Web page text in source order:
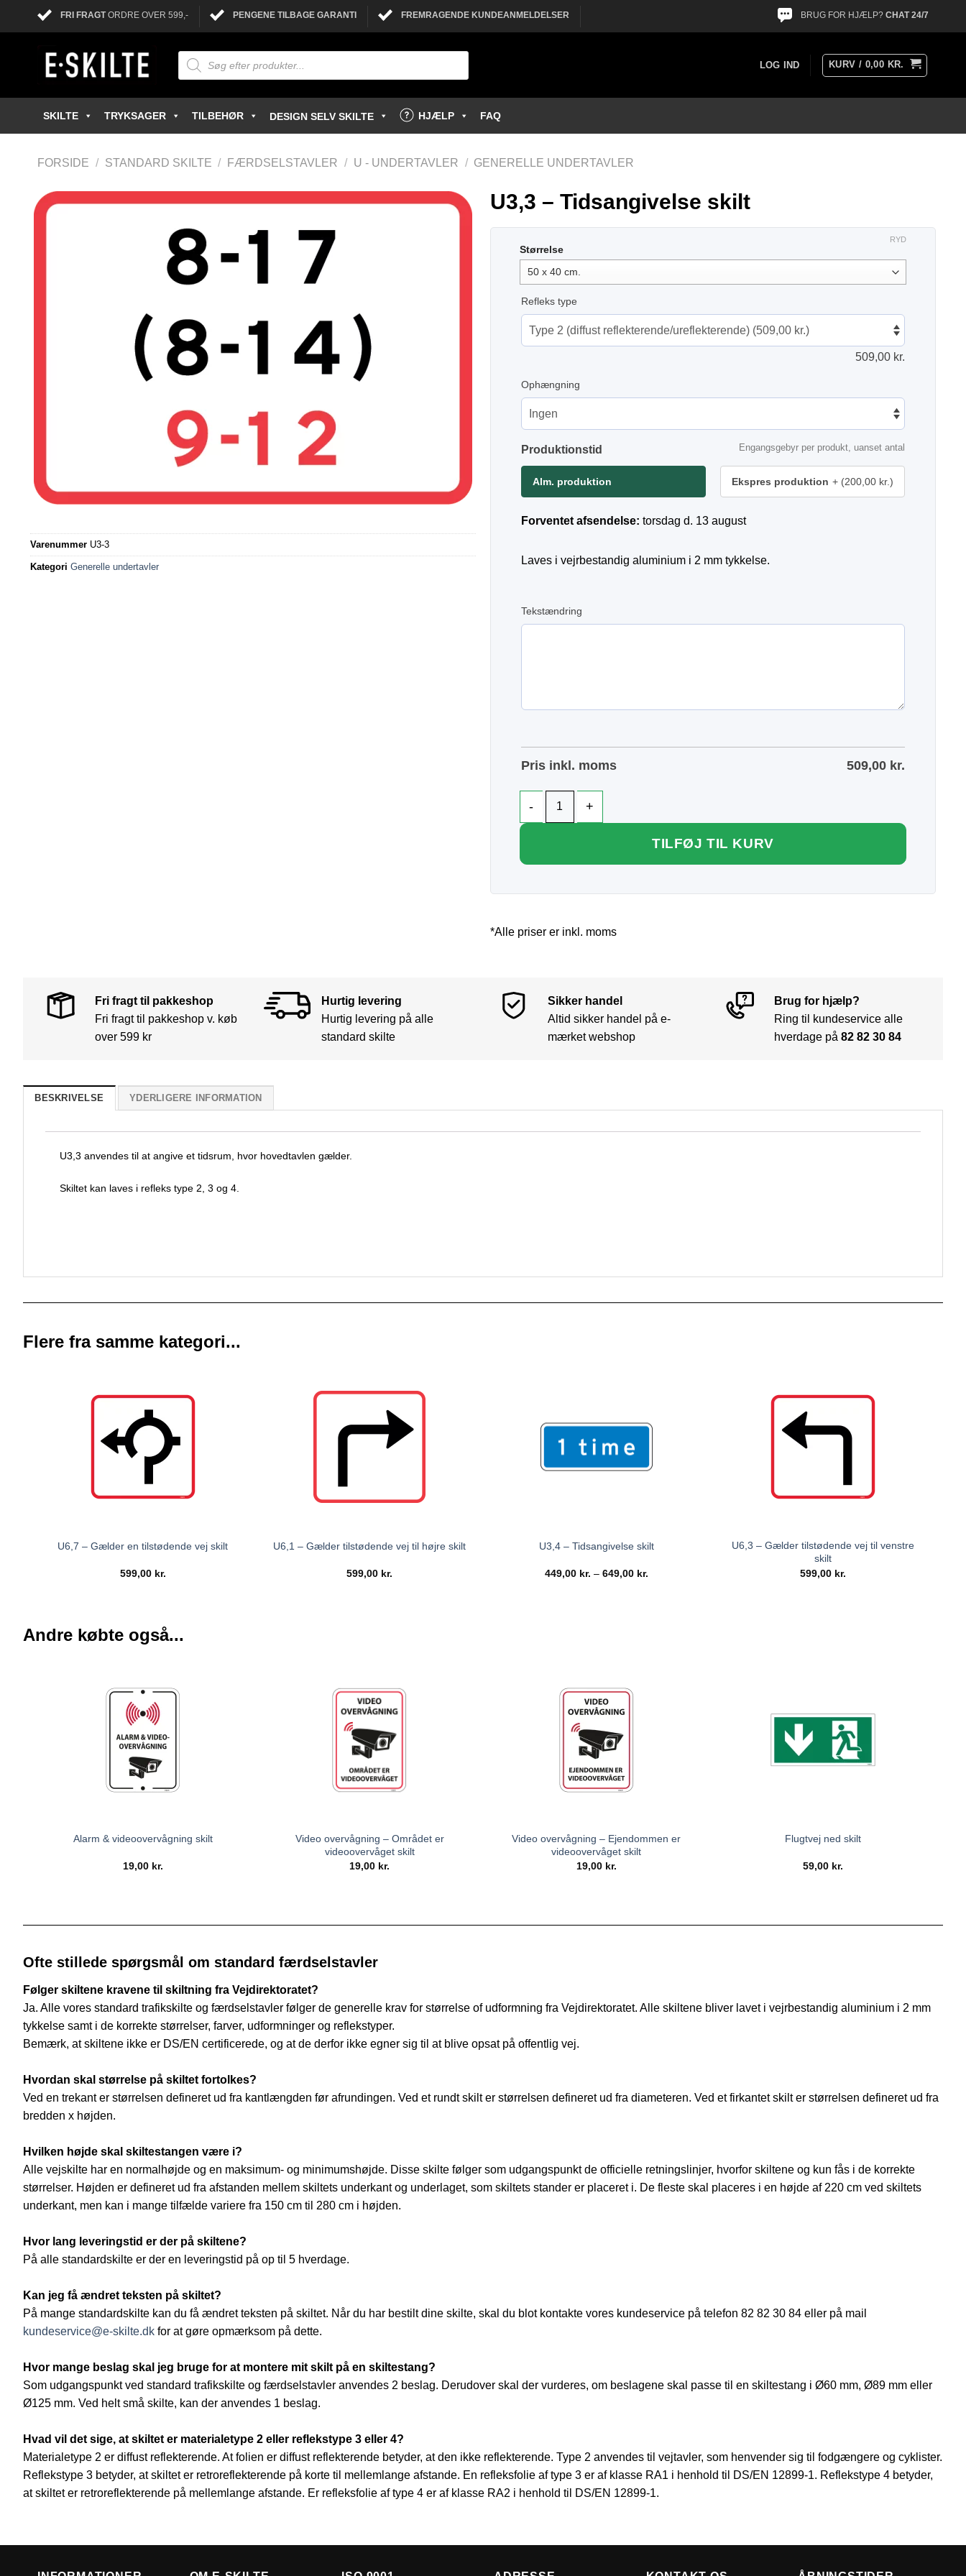
FRI FRAGTORDRE OVER 599,- PENGENE TILBAGE GARANTI FREMRAGENDE KUNDEANMELDELSER BRUG FOR HJÆLP? CHAT 24/7
LOG IND KURV / 0,00 KR.
SKILTE TRYKSAGER TILBEHØR DESIGN SELV SKILTE HJÆLP FAQ
FORSIDE / STANDARD SKILTE / FÆRDSELSTAVLER / U - UNDERTAVLER / GENERELLE UNDERTAVLER
Varenummer U3-3
Kategori Generelle undertavler
U3,3 – Tidsangivelse skilt
Størrelse
RYD
Refleks type
509,00 kr.
Ophængning
Produktionstid Engangsgebyr per produkt, uanset antal
Alm. produktion Ekspres produktion (200,00 kr.)
Forventet afsendelse: torsdag d. 13 august
Laves i vejrbestandig aluminium i 2 mm tykkelse.
Tekstændring
Pris inkl. moms 509,00 kr.
TILFØJ TIL KURV
*Alle priser er inkl. moms
Fri fragt til pakkeshop
Fri fragt til pakkeshop v. køb
over 599 kr
Hurtig levering
Hurtig levering på alle
standard skilte
Sikker handel
Altid sikker handel på e-
mærket webshop
Brug for hjælp?
Ring til kundeservice alle
hverdage på 82 82 30 84
BESKRIVELSE YDERLIGERE INFORMATION
U3,3 anvendes til at angive et tidsrum, hvor hovedtavlen gælder.
Skiltet kan laves i refleks type 2, 3 og 4.
Flere fra samme kategori...
U6,7 – Gælder en tilstødende vej skilt
599,00 kr.
U6,1 – Gælder tilstødende vej til højre skilt
599,00 kr.
U3,4 – Tidsangivelse skilt
449,00 kr. – 649,00 kr.
U6,3 – Gælder tilstødende vej til venstre
skilt
599,00 kr.
Andre købte også...
Alarm & videoovervågning skilt
19,00 kr.
Video overvågning – Området er
videoovervåget skilt
19,00 kr.
Video overvågning – Ejendommen er
videoovervåget skilt
19,00 kr.
Flugtvej ned skilt
59,00 kr.
Ofte stillede spørgsmål om standard færdselstavler
Følger skiltene kravene til skiltning fra Vejdirektoratet?
Ja. Alle vores standard trafikskilte og færdselstavler følger de generelle krav for størrelse of udformning fra Vejdirektoratet. Alle skiltene bliver lavet i vejrbestandig aluminium i 2 mm
tykkelse samt i de korrekte størrelser, farver, udformninger og reflekstyper.
Bemærk, at skiltene ikke er DS/EN certificerede, og at de derfor ikke egner sig til at blive opsat på offentlig vej.
Hvordan skal størrelse på skiltet fortolkes?
Ved en trekant er størrelsen defineret ud fra kantlængden før afrundingen. Ved et rundt skilt er størrelsen defineret ud fra diameteren. Ved et firkantet skilt er størrelsen defineret ud fra
bredden x højden.
Hvilken højde skal skiltestangen være i?
Alle vejskilte har en normalhøjde og en maksimum- og minimumshøjde. Disse skilte følger som udgangspunkt de officielle retningslinjer, hvorfor skiltene og kun fås i de korrekte
størrelser. Højden er defineret ud fra afstanden mellem skiltets underkant og underlaget, som skiltets stander er placeret i. De fleste skal placeres i en højde af 220 cm ved skiltets
underkant, men kan i mange tilfælde variere fra 150 cm til 280 cm i højden.
Hvor lang leveringstid er der på skiltene?
På alle standardskilte er der en leveringstid på op til 5 hverdage.
Kan jeg få ændret teksten på skiltet?
På mange standardskilte kan du få ændret teksten på skiltet. Når du har bestilt dine skilte, skal du blot kontakte vores kundeservice på telefon 82 82 30 84 eller på mail
kundeservice@e-skilte.dk for at gøre opmærksom på dette.
Hvor mange beslag skal jeg bruge for at montere mit skilt på en skiltestang?
Som udgangspunkt ved standard trafikskilte og færdselstavler anvendes 2 beslag. Derudover skal der vurderes, om beslagene skal passe til en skiltestang i Ø60 mm, Ø89 mm eller
Ø125 mm. Ved helt små skilte, kan der anvendes 1 beslag.
Hvad vil det sige, at skiltet er materialetype 2 eller reflekstype 3 eller 4?
Materialetype 2 er diffust reflekterende. At folien er diffust reflekterende betyder, at den ikke reflekterende. Type 2 anvendes til vejtavler, som henvender sig til fodgængere og cyklister.
Reflekstype 3 betyder, at skiltet er retroreflekterende på korte til mellemlange afstande. En refleksfolie af type 3 er af klasse RA1 i henhold til DS/EN 12899-1. Reflekstype 4 betyder,
at skiltet er retroreflekterende på mellemlange afstande. Er refleksfolie af type 4 er af klasse RA2 i henhold til DS/EN 12899-1.